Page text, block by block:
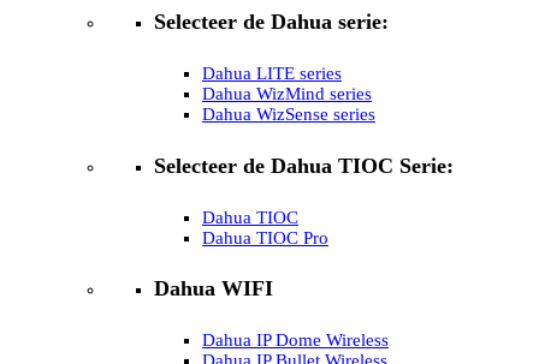
Selecteer de Dahua serie:
Dahua LITE series
Dahua WizMind series
Dahua WizSense series
Selecteer de Dahua TIOC Serie:
Dahua TIOC
Dahua TIOC Pro
Dahua WIFI
Dahua IP Dome Wireless